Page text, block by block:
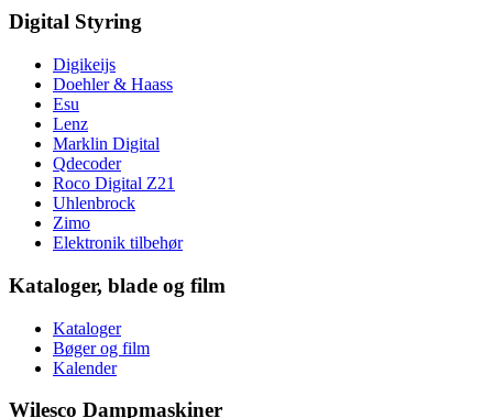
Digital Styring
Digikeijs
Doehler & Haass
Esu
Lenz
Marklin Digital
Qdecoder
Roco Digital Z21
Uhlenbrock
Zimo
Elektronik tilbehør
Kataloger, blade og film
Kataloger
Bøger og film
Kalender
Wilesco Dampmaskiner